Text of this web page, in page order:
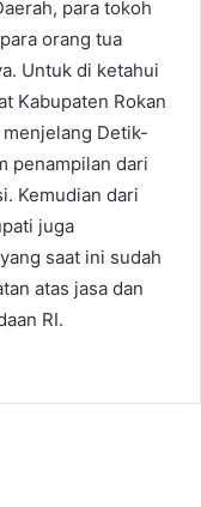
para tokoh
orang tua
Untuk di ketahui
Kabupaten Rokan
Detik-
penampilan dari
Kemudian dari
juga
saat ini sudah
atas jasa dan
RI.